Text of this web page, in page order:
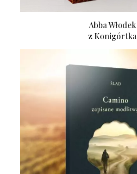
Abba Włodek
z Konigórtka